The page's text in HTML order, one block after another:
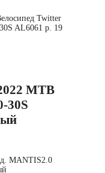
Twitter
AL6061 р. 19
MTB
30S
MANTIS2.0